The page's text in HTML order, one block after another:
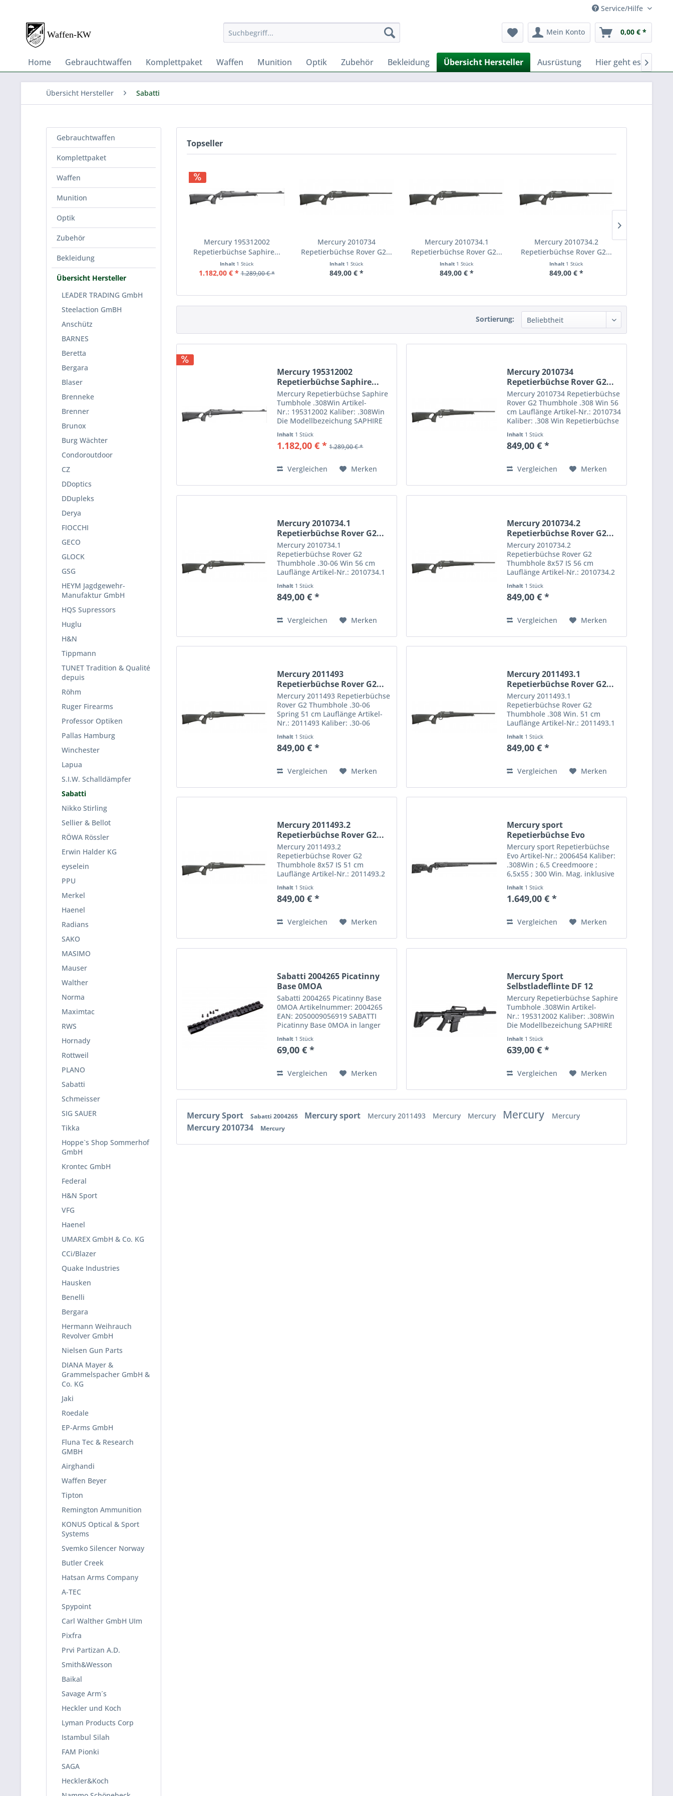
Service/Hilfe
Mein Konto 0,00 € *
Home Gebrauchtwaffen Komplettpaket Waffen Munition Optik Zubehör Bekleidung Übersicht Hersteller Ausrüstung Hier geht es zu

Übersicht Hersteller Sabatti
Gebrauchtwaffen
Komplettpaket
Waffen
Munition
Optik
Zubehör
Bekleidung
Übersicht Hersteller
LEADER TRADING GmbH
Steelaction GmBH
Anschütz
BARNES
Beretta
Bergara
Blaser
Brenneke
Brenner
Brunox
Burg Wächter
Condoroutdoor
CZ
DDoptics
DDupleks
Derya
FIOCCHI
GECO
GLOCK
GSG
HEYM Jagdgewehr-
Manufaktur GmbH
HQS Supressors
Huglu
H&N
Tippmann
TUNET Tradition & Qualité
depuis
Röhm
Ruger Firearms
Professor Optiken
Pallas Hamburg
Winchester
Lapua
S.I.W. Schalldämpfer
Sabatti
Nikko Stirling
Sellier & Bellot
RÖWA Rössler
Erwin Halder KG
eyselein
PPU
Merkel
Haenel
Radians
SAKO
MASIMO
Mauser
Walther
Norma
Maximtac
RWS
Hornady
Rottweil
PLANO
Sabatti
Schmeisser
SIG SAUER
Tikka
Hoppe`s Shop Sommerhof
GmbH
Krontec GmbH
Federal
H&N Sport
VFG
Haenel
UMAREX GmbH & Co. KG
CCi/Blazer
Quake Industries
Hausken
Benelli
Bergara
Hermann Weihrauch
Revolver GmbH
Nielsen Gun Parts
DIANA Mayer &
Grammelspacher GmbH &
Co. KG
Jaki
Roedale
EP-Arms GmbH
Fluna Tec & Research
GMBH
Airghandi
Waffen Beyer
Tipton
Remington Ammunition
KONUS Optical & Sport
Systems
Svemko Silencer Norway
Butler Creek
Hatsan Arms Company
A-TEC
Spypoint
Carl Walther GmbH UIm
Pixfra
Prvi Partizan A.D.
Smith&Wesson
Baikal
Savage Arm´s
Heckler und Koch
Lyman Products Corp
Istambul Silah
FAM Pionki
SAGA
Heckler&Koch
Topseller
Mercury 195312002
Repetierbüchse Saphire...
Inhalt 1 Stück
1.182,00 € * 1.289,00 € *
Mercury 2010734
Repetierbüchse Rover G2...
Inhalt 1 Stück
849,00 € *
Mercury 2010734.1
Repetierbüchse Rover G2...
Inhalt 1 Stück
849,00 € *
Mercury 2010734.2
Repetierbüchse Rover G2...
Inhalt 1 Stück
849,00 € *
Sortierung:
Mercury 195312002
Repetierbüchse Saphire...
Mercury Repetierbüchse Saphire
Tumbhole .308Win Artikel-
Nr.: 195312002 Kaliber: .308Win
Die Modellbezeichung SAPHIRE
Hunting Italian Rifle. Schon der
Name weist darauf hin, dass der
Inhalt 1 Stück
1.182,00 € * 1.289,00 € *
Vergleichen Merken
Mercury 2010734
Repetierbüchse Rover G2...
Mercury 2010734 Repetierbüchse
Rover G2 Thumbhole .308 Win 56
cm Lauflänge Artikel-Nr.: 2010734
Kaliber: .308 Win Repetierbüchse
kommt mit stabilem und
robustem Polymer-Lochschaft mit
Inhalt 1 Stück
849,00 € *
Vergleichen Merken
Mercury 2010734.1
Repetierbüchse Rover G2...
Mercury 2010734.1
Repetierbüchse Rover G2
Thumbhole .30-06 Win 56 cm
Lauflänge Artikel-Nr.: 2010734.1
Rover Hunter G2. Die Büchse
kommt mit stabilem und
angenehm dämpfender...
Inhalt 1 Stück
849,00 € *
Vergleichen Merken
Mercury 2010734.2
Repetierbüchse Rover G2...
Mercury 2010734.2
Repetierbüchse Rover G2
Thumbhole 8x57 IS 56 cm
Lauflänge Artikel-Nr.: 2010734.2
Rover Hunter G2. Die Büchse
kommt mit stabilem und
angenehm dämpfender...
Inhalt 1 Stück
849,00 € *
Vergleichen Merken
Mercury 2011493
Repetierbüchse Rover G2...
Mercury 2011493 Repetierbüchse
Rover G2 Thumbhole .30-06
Spring 51 cm Lauflänge Artikel-
Nr.: 2011493 Kaliber: .30-06
Hunter G2. Die Büchse kommt
mit stabilem und robustem
angenehm...
Inhalt 1 Stück
849,00 € *
Vergleichen Merken
Mercury 2011493.1
Repetierbüchse Rover G2...
Mercury 2011493.1
Repetierbüchse Rover G2
Thumbhole .308 Win. 51 cm
Lauflänge Artikel-Nr.: 2011493.1
Rover Hunter G2. Die Büchse
kommt mit stabilem und
angenehm dämpfender...
Inhalt 1 Stück
849,00 € *
Vergleichen Merken
Mercury 2011493.2
Repetierbüchse Rover G2...
Mercury 2011493.2
Repetierbüchse Rover G2
Thumbhole 8x57 IS 51 cm
Lauflänge Artikel-Nr.: 2011493.2
Rover Hunter G2. Die Büchse
kommt mit stabilem und
angenehm dämpfender...
Inhalt 1 Stück
849,00 € *
Vergleichen Merken
Mercury sport
Repetierbüchse Evo
Mercury sport Repetierbüchse
Evo Artikel-Nr.: 2006454 Kaliber:
.308Win ; 6,5 Creedmoore ;
6,5x55 ; 300 Win. Mag. inklusive
verstärkter Kunststoffschaft
komplett überarbeitetes
Inhalt 1 Stück
1.649,00 € *
Vergleichen Merken
Sabatti 2004265 Picatinny
Base 0MOA
Sabatti 2004265 Picatinny Base
0MOA Artikelnummer: 2004265
EAN: 2050009056919 SABATTI
Picatinny Base 0MOA in langer
aus robustem,
pulverbeschichteten, Aluminium
Inhalt 1 Stück
69,00 € *
Vergleichen Merken
Mercury Sport
Selbstladeflinte DF 12
Mercury Repetierbüchse Saphire
Tumbhole .308Win Artikel-
Nr.: 195312002 Kaliber: .308Win
Die Modellbezeichung SAPHIRE
Hunting Italian Rifle. Schon der
Name weist darauf hin, dass der
Inhalt 1 Stück
639,00 € *
Vergleichen Merken
Mercury Sport Sabatti 2004265 Mercury sport Mercury 2011493 Mercury Mercury Mercury Mercury
Mercury 2010734 Mercury